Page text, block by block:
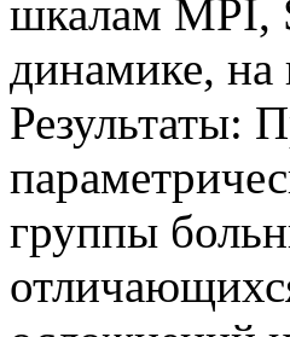
шкалам MPI,
динамике, на
Результаты:
группы